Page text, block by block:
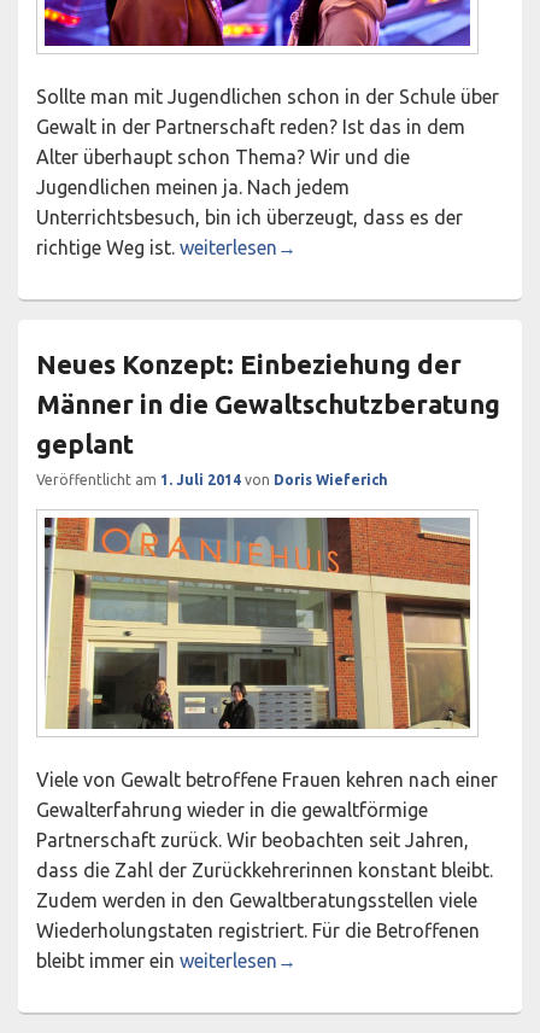
Sollte man mit Jugendlichen schon in der Schule über
Gewalt in der Partnerschaft reden? Ist das in dem
Alter überhaupt schon Thema? Wir und die
Jugendlichen meinen ja. Nach jedem
Unterrichtsbesuch, bin ich überzeugt, dass es der
richtige Weg ist. Mit Jugendlichen über Gewalt in der
weiterlesen →
Neues Konzept: Einbeziehung der
Männer in die Gewaltschutzberatung
geplant
Veröffentlicht am 1. Juli 2014 von Doris Wieferich
Viele von Gewalt betroffene Frauen kehren nach einer
Gewalterfahrung wieder in die gewaltförmige
Partnerschaft zurück. Wir beobachten seit Jahren,
dass die Zahl der Zurückkehrerinnen konstant bleibt.
Zudem werden in den Gewaltberatungsstellen viele
Wiederholungstaten registriert. Für die Betroffenen
bleibt immer ein Neues Konzept: Einbeziehung der
weiterlesen →